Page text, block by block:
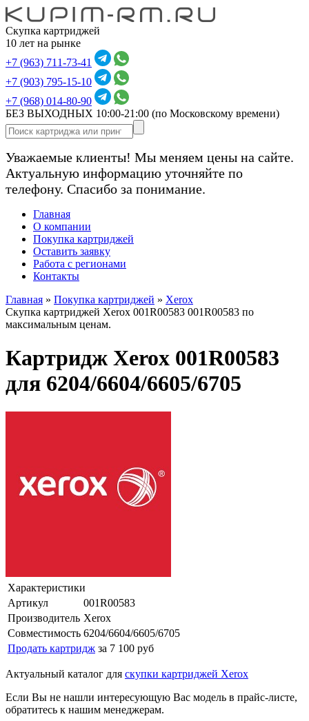
Скупка картриджей
10 лет на рынке
+7 (963) 711-73-41
+7 (903) 795-15-10
+7 (968) 014-80-90
БЕЗ ВЫХОДНЫХ 10:00-21:00 (по Московскому времени)
Уважаемые клиенты! Мы меняем цены на сайте.
Актуальную информацию уточняйте по
телефону. Спасибо за понимание.
Главная
О компании
Покупка картриджей
Оставить заявку
Работа с регионами
Контакты
Главная » Покупка картриджей » Xerox
Скупка картриджей Xerox 001R00583 001R00583 по
максимальным ценам.
Картридж Xerox 001R00583
для 6204/6604/6605/6705
Характеристики
Артикул
001R00583
Производитель Xerox
Совместимость 6204/6604/6605/6705
Продать картридж за 7 100 руб
Актуальный каталог для скупки картриджей Xerox
Если Вы не нашли интересующую Вас модель в прайс-листе,
обратитесь к нашим менеджерам.